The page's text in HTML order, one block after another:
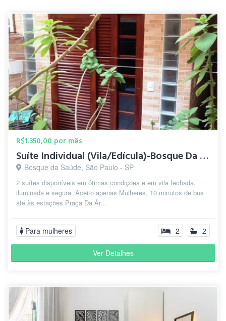
R$1.350,00 por mês
Suíte Individual (Vila/Edícula)-Bosque Da Saúde-5 min.Metrô
Bosque da Saúde, São Paulo - SP
2 suítes disponíveis em ótimas condições e em vila fechada,
iluminada e segura. Aceito apenas Mulheres, 10 minutos de bus
até às estações Praça Da Ár...
Para mulheres 2 2
Ver Detalhes